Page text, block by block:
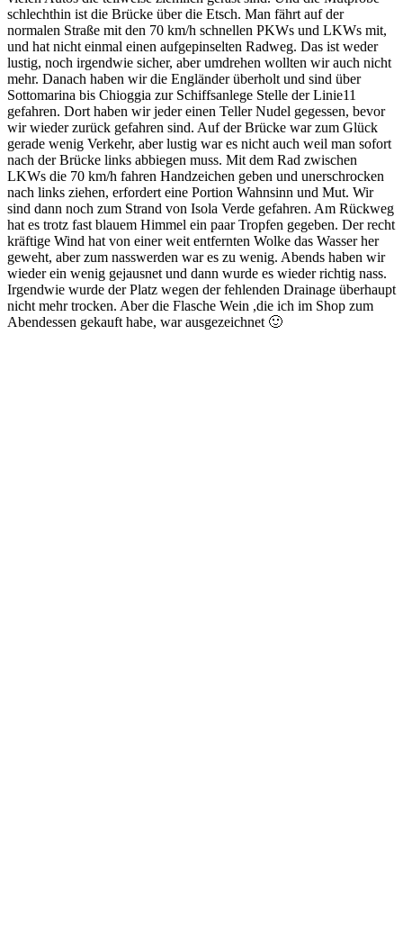
schlechthin ist die Brücke über die Etsch. Man fährt auf der
normalen Straße mit den 70 km/h schnellen PKWs und LKWs mit,
und hat nicht einmal einen aufgepinselten Radweg. Das ist weder
lustig, noch irgendwie sicher, aber umdrehen wollten wir auch nicht
mehr. Danach haben wir die Engländer überholt und sind über
Sottomarina bis Chioggia zur Schiffsanlege Stelle der Linie11
gefahren. Dort haben wir jeder einen Teller Nudel gegessen, bevor
wir wieder zurück gefahren sind. Auf der Brücke war zum Glück
gerade wenig Verkehr, aber lustig war es nicht auch weil man sofort
nach der Brücke links abbiegen muss. Mit dem Rad zwischen
LKWs die 70 km/h fahren Handzeichen geben und unerschrocken
nach links ziehen, erfordert eine Portion Wahnsinn und Mut. Wir
sind dann noch zum Strand von Isola Verde gefahren. Am Rückweg
hat es trotz fast blauem Himmel ein paar Tropfen gegeben. Der recht
kräftige Wind hat von einer weit entfernten Wolke das Wasser her
geweht, aber zum nasswerden war es zu wenig. Abends haben wir
wieder ein wenig gejausnet und dann wurde es wieder richtig nass.
Irgendwie wurde der Platz wegen der fehlenden Drainage überhaupt
nicht mehr trocken. Aber die Flasche Wein ,die ich im Shop zum
Abendessen gekauft habe, war ausgezeichnet 🙂